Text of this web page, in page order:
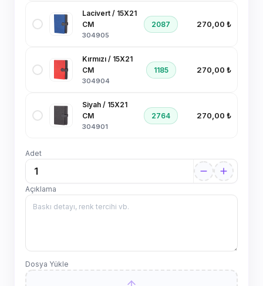
Lacivert / 15X21
CM
304905
2087 270,00 ₺
Kırmızı / 15X21
CM
304904
1185 270,00 ₺
Siyah / 15X21
CM
304901
2764 270,00 ₺
Adet
Açıklama
Dosya Yükle